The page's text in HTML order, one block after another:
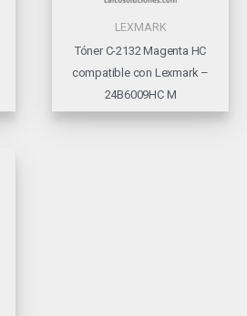
LEXMARK
Tóner C-2132 Magenta HC
compatible con Lexmark –
24B6009HC M